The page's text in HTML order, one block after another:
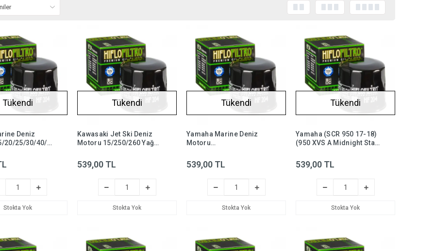
Tükendi
Deniz
20/25/30/40/
Modeller
Stokta Yok
Tükendi
Kawasaki Jet Ski Deniz
Motoru 15/250/260 Yağ
Listeli Modeller
539,00 TL
Stokta Yok
Tükendi
Yamaha Marine Deniz
Motoru
Yağ Filtresi Hiflo HF204-
Listeli Modeller
539,00 TL
Stokta Yok
Tükendi
Yamaha (SCR 950 17-18)
(950 XVS A Midnight Star
HF204
539,00 TL
Stokta Yok